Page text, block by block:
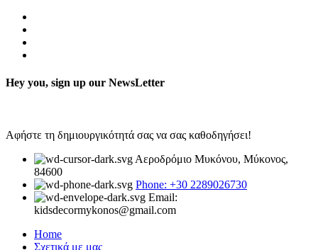
Hey you, sign up our NewsLetter
Αφήστε τη δημιουργικότητά σας να σας καθοδηγήσει!
Αεροδρόμιο Μυκόνου, Μύκονος,
84600
Phone: +30 2289026730
Email:
kidsdecormykonos@gmail.com
Home
Σχετικά με μας